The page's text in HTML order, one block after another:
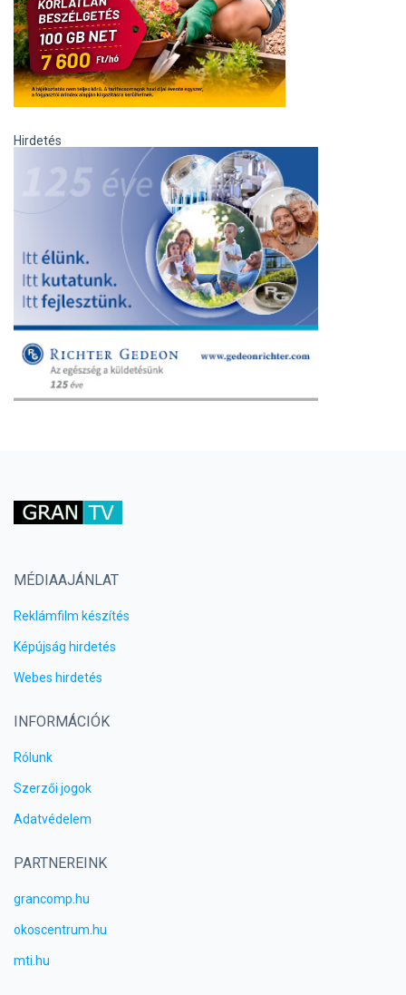
Hirdetés
MÉDIAAJÁNLAT
Reklámfilm készítés
Képújság hirdetés
Webes hirdetés
INFORMÁCIÓK
Rólunk
Szerzői jogok
Adatvédelem
PARTNEREINK
grancomp.hu
okoscentrum.hu
mti.hu